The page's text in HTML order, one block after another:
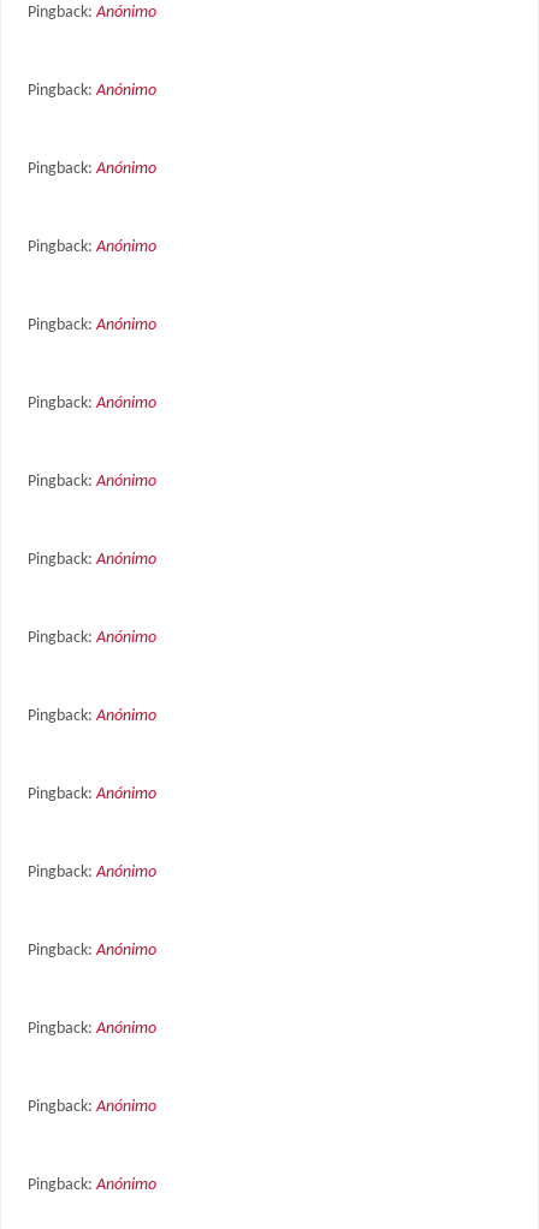
Pingback:Anónimo
Pingback:Anónimo
Pingback:Anónimo
Pingback:Anónimo
Pingback:Anónimo
Pingback:Anónimo
Pingback:Anónimo
Pingback:Anónimo
Pingback:Anónimo
Pingback:Anónimo
Pingback:Anónimo
Pingback:Anónimo
Pingback:Anónimo
Pingback:Anónimo
Pingback:Anónimo
Pingback:Anónimo